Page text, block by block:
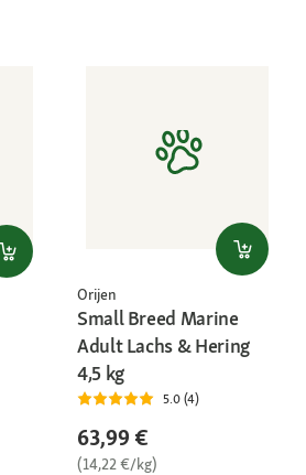
Orijen
Small Breed Marine
Adult Lachs & Hering
4,5 kg
5.0 (4)
63,99 €
(14,22 €/kg)